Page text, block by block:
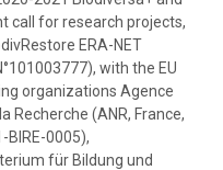
call for research projects,
ERA-NET
with the EU
organizations Agence
Recherche (ANR, France,
BIRE-0005),
für Bildung und